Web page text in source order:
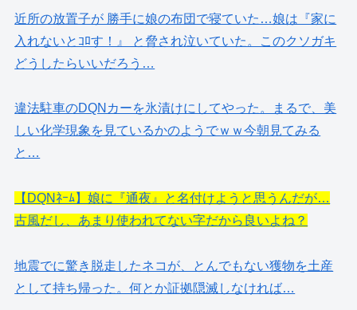
近所の放置子が 勝手に娘の布団で寝ていた…娘は『家に
入れないとｺﾛす！』 と脅され泣いていた。このクソガキ
どうしたらいいだろう…
違法駐車のDQNカーを氷漬けにしてやった。まるで、美
しい化学現象を見ているかのようでｗｗ今朝見てみる
と…
【DQNﾈｰﾑ】娘に『通夜』と名付けようと思うんだが…
古風だし、あまり使われてない字だから良いよね？
地震でに驚き脱走したネコが、とんでもない獲物を土産
として持ち帰った。何とか証拠隠滅しなければ…